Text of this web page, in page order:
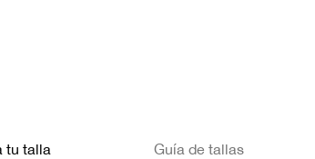
tu talla Guía de tallas